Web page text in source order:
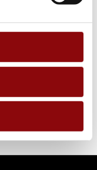
3x14.5x3 cm
KOHLER